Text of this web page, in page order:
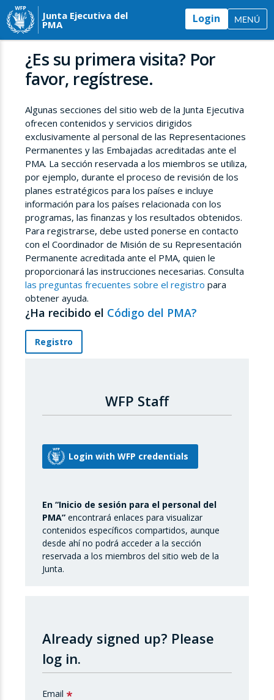
Junta Ejecutiva del
PMA Login MENÚ
¿Es su primera visita? Por
favor, regístrese.
Algunas secciones del sitio web de la Junta Ejecutiva
ofrecen contenidos y servicios dirigidos
exclusivamente al personal de las Representaciones
Permanentes y las Embajadas acreditadas ante el
PMA. La sección reservada a los miembros se utiliza,
por ejemplo, durante el proceso de revisión de los
planes estratégicos para los países e incluye
información para los países relacionada con los
programas, las finanzas y los resultados obtenidos.
Para registrarse, debe usted ponerse en contacto
con el Coordinador de Misión de su Representación
Permanente acreditada ante el PMA, quien le
proporcionará las instrucciones necesarias. Consulta
las preguntas frecuentes sobre el registro para
obtener ayuda.
¿Ha recibido el Código del PMA?
Registro
WFP Staff
En “Inicio de sesión para el personal del
PMA” encontrará enlaces para visualizar
contenidos específicos compartidos, aunque
desde ahí no podrá acceder a la sección
reservada a los miembros del sitio web de la
Junta.
Already signed up? Please
log in.
Email